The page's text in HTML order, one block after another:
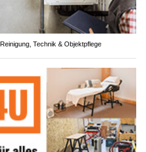
Technik & Objektpflege